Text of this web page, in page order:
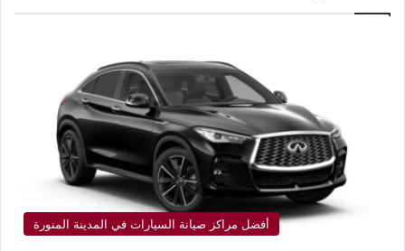
أفضل مراكز صيانة السيارات في المدينة المنورة